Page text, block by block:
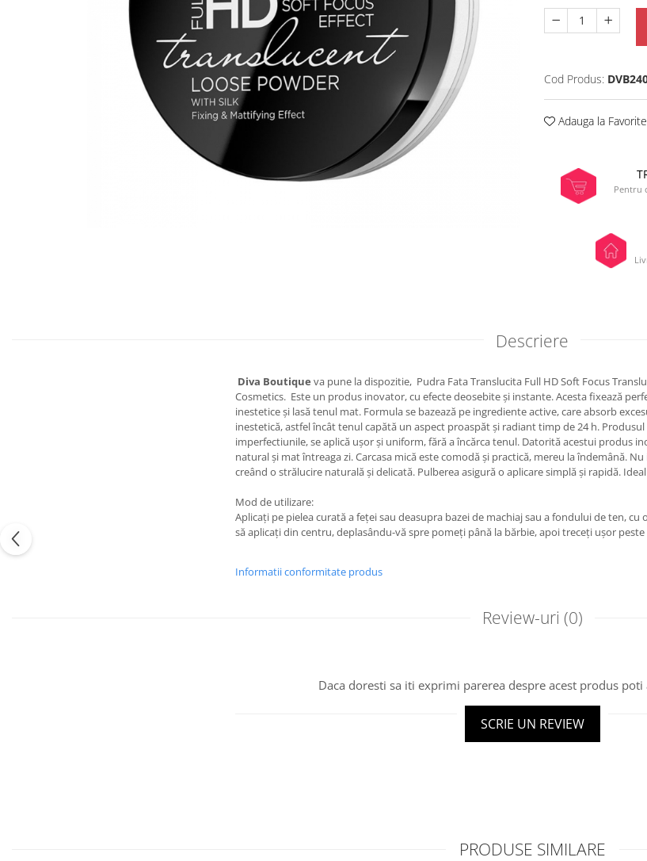
Cod Produs:
Adauga la Favorite
Pentru
Descriere
Diva Boutique va pune la dispozitie, Pudra Fata Translucita Full HD Soft Focus
Cosmetics. Este un produs inovator, cu efecte deosebite și instante. Acesta fixează
inestetice și lasă tenul mat. Formula se bazează pe ingrediente active, care absorb
inestetică, astfel încât tenul capătă un aspect proaspăt și radiant timp de 24 h.
imperfectiunile, se aplică ușor și uniform, fără a încărca tenul. Datorită acestui produs
natural și mat întreaga zi. Carcasa mică este comodă și practică, mereu la îndemână.
creând o strălucire naturală și delicată. Pulberea asigură o aplicare simplă și rapidă.
Mod de utilizare:
Aplicați pe pielea curată a feței sau deasupra bazei de machiaj sau a fondului de ten,
să aplicați din centru, deplasându-vă spre pomeți până la bărbie, apoi treceți ușor peste
Informatii conformitate produs
Review-uri (0)
Daca doresti sa iti exprimi parerea despre acest produs poti
SCRIE UN REVIEW
PRODUSE SIMILARE